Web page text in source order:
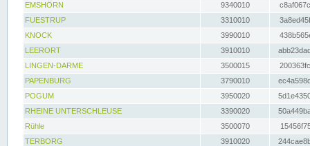
EMSHÖRN
9340010
FUESTRUP
3310010
KNOCK
3990010
LEERORT
3910010
LINGEN-DARME
3500015
PAPENBURG
3790010
POGUM
3950020
RHEINE UNTERSCHLEUSE
3390020
Rühle
3500070
TERBORG
3910020